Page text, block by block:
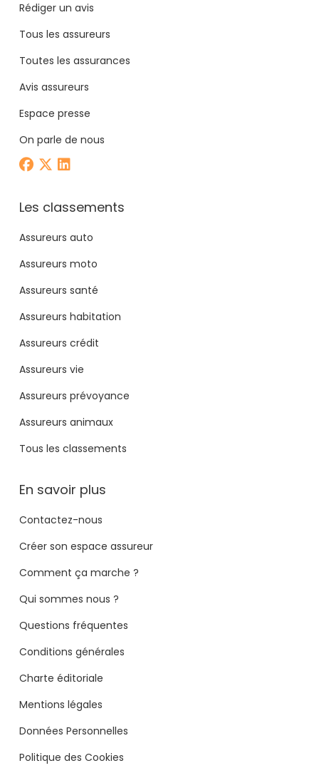
Rédiger un avis
Tous les assureurs
Toutes les assurances
Avis assureurs
Espace presse
On parle de nous
Les classements
Assureurs auto
Assureurs moto
Assureurs santé
Assureurs habitation
Assureurs crédit
Assureurs vie
Assureurs prévoyance
Assureurs animaux
Tous les classements
En savoir plus
Contactez-nous
Créer son espace assureur
Comment ça marche ?
Qui sommes nous ?
Questions fréquentes
Conditions générales
Charte éditoriale
Mentions légales
Données Personnelles
Politique des Cookies